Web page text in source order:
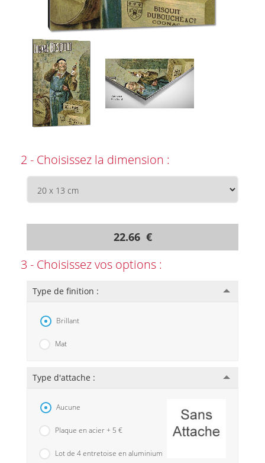
2 - Choisissez la dimension :
22.66 €
3 - Choisissez vos options :
Type de finition :
Brillant
Mat
Type d'attache :
Aucune
Plaque en acier + 5 €
Lot de 4 entretoise en aluminium